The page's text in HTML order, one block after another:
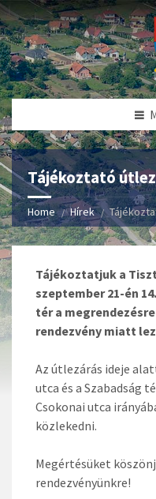
Tájékoztató
Home Hírek
Tájékoztatjuk a
szeptember 21-én
tér a
rendezvény miatt
Az útlezárás ideje
utca és a Szabadság
Csokonai utca
közlekedni.
Megértésüket
rendezvényünkre!